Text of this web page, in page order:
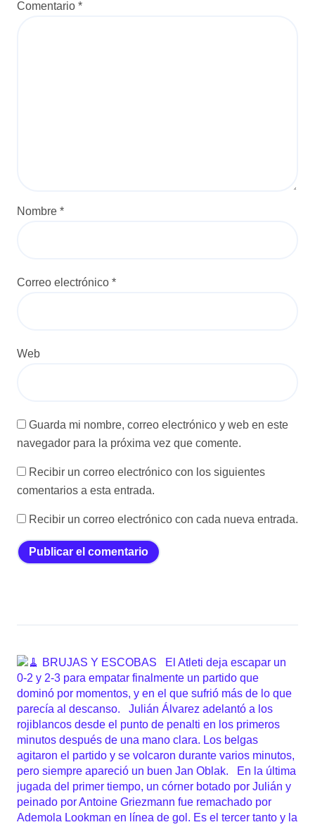
Comentario *
Nombre *
Correo electrónico *
Web
Guarda mi nombre, correo electrónico y web en este
navegador para la próxima vez que comente.
Recibir un correo electrónico con los siguientes
comentarios a esta entrada.
Recibir un correo electrónico con cada nueva entrada.